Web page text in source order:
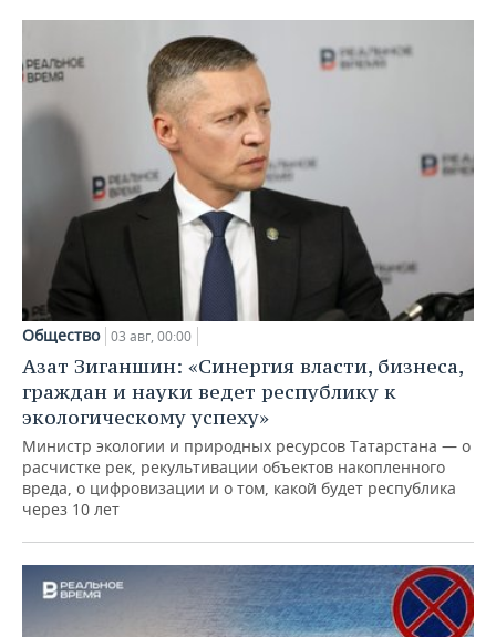
Общество 03 авг, 00:00
Азат Зиганшин: «Синергия власти, бизнеса,
граждан и науки ведет республику к
экологическому успеху»
Министр экологии и природных ресурсов Татарстана — о
расчистке рек, рекультивации объектов накопленного
вреда, о цифровизации и о том, какой будет республика
через 10 лет